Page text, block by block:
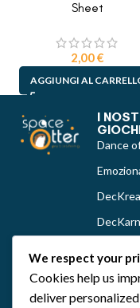
Sheet
2,00€
AGGIUNGI AL
I
Dance
Out of
We respect your
Cookies help us
deliver